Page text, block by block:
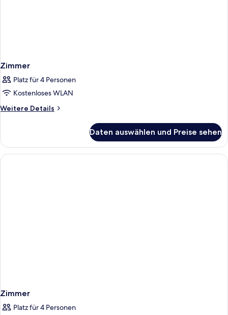
Zimmer
Platz für 4 Personen
Kostenloses WLAN
Weitere Details
Weitere
Daten auswählen und Preise sehen
Zimmer
Platz für 4 Personen